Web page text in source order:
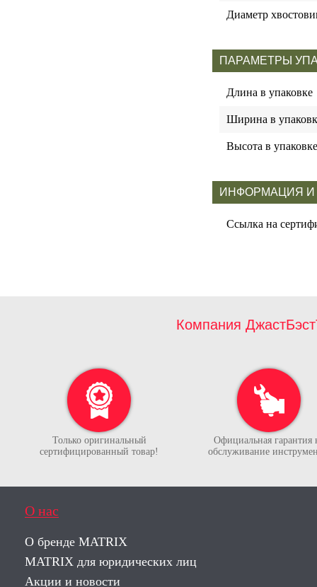
Диаметр
ПАРАМЕТРЫ
Длина в упаковке
Ширина в
Высота в упаковке
ИНФОРМАЦИЯ И
Ссылка на
Компания
Только оригинальный
сертифицированный товар!
Официальная гарантия
обслуживание
О нас
О бренде MATRIX
MATRIX для юридических лиц
Акции и новости